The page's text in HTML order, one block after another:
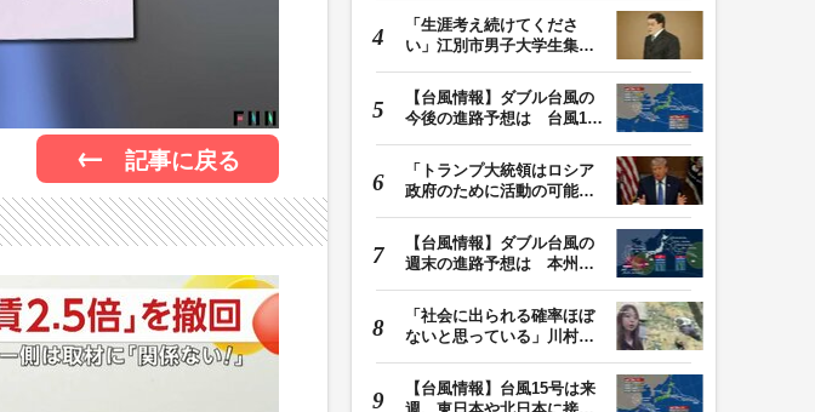
記事に戻る
「生涯考え続けてくださ
い」江別市男子大学生集団
【台風情報】ダブル台風の
今後の進路予想は 台風13
「トランプ大統領はロシア
政府のために活動の可能
【台風情報】ダブル台風の
週末の進路予想は 本州は
「社会に出られる確率ほぼ
ないと思っている」川村葉
【台風情報】台風15号は来